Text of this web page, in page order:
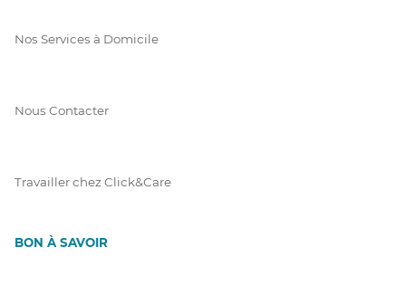
Nos Services à Domicile
Nous Contacter
Travailler chez Click&Care
BON À SAVOIR